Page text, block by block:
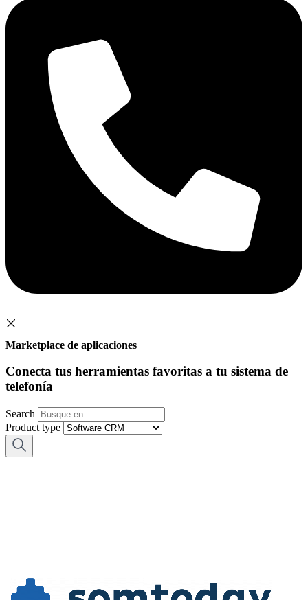
Marketplace de aplicaciones
Conecta tus herramientas favoritas a tu sistema de
telefonía
Search
Product type